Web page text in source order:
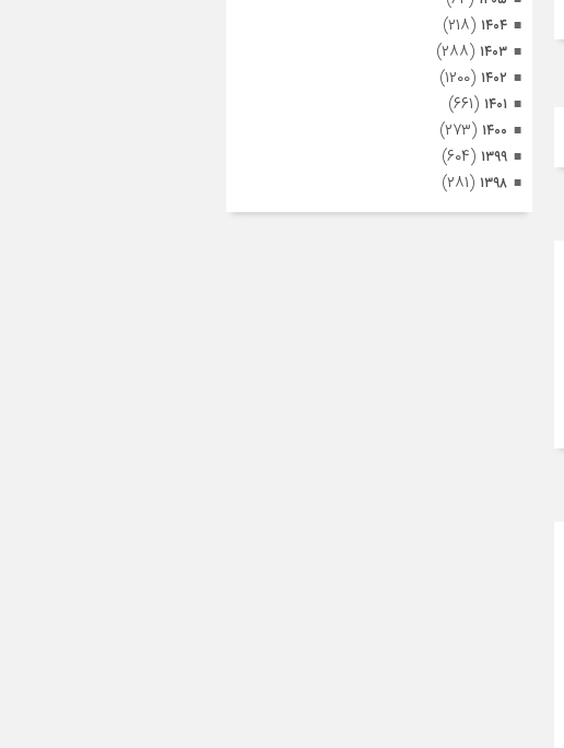
۱۴۰۴ (۲۱۸)
۱۴۰۳ (۲۸۸)
۱۴۰۲ (۱۲۰۰)
۱۴۰۱ (۶۶۱)
۱۴۰۰ (۲۷۳)
۱۳۹۹ (۶۰۴)
۱۳۹۸ (۲۸۱)